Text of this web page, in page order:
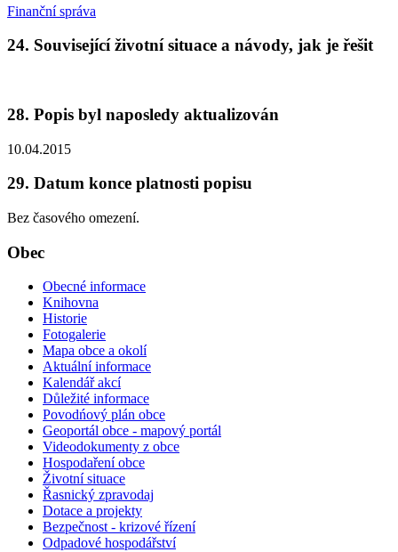
Finanční správa
24. Související životní situace a návody, jak je řešit
28. Popis byl naposledy aktualizován
10.04.2015
29. Datum konce platnosti popisu
Bez časového omezení.
Obec
Obecné informace
Knihovna
Historie
Fotogalerie
Mapa obce a okolí
Aktuální informace
Kalendář akcí
Důležité informace
Povodńový plán obce
Geoportál obce - mapový portál
Videodokumenty z obce
Hospodaření obce
Životní situace
Řasnický zpravodaj
Dotace a projekty
Bezpečnost - krizové řízení
Odpadové hospodářství